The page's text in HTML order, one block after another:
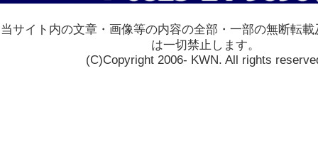
当サイト内の文章・画像等の内容の全部・一部の無断転
は一切禁止します。
(C)Copyright 2006- KWN. All rights